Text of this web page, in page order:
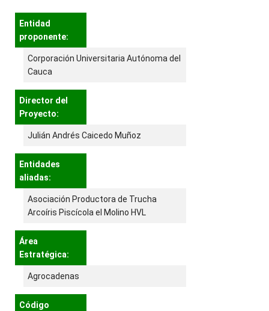
Entidad
proponente:
Corporación Universitaria Autónoma del
Cauca
Director del
Proyecto:
Julián Andrés Caicedo Muñoz
Entidades
aliadas:
Asociación Productora de Trucha
Arcoíris Piscícola el Molino HVL
Área
Estratégica:
Agrocadenas
Código